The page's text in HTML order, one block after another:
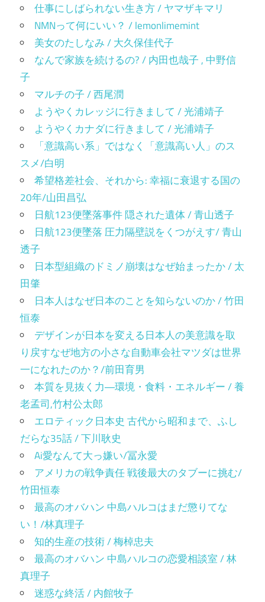
仕事にしばられない生き方 / ヤマザキマリ
NMNって何にいい？ / lemonlimemint
美女のたしなみ / 大久保佳代子
なんで家族を続けるの? / 内田也哉子 , 中野信
子
マルチの子 / 西尾潤
ようやくカレッジに行きまして / 光浦靖子
ようやくカナダに行きまして / 光浦靖子
「意識高い系」ではなく「意識高い人」のス
スメ/白明
希望格差社会、それから: 幸福に衰退する国の
20年/山田昌弘
日航123便墜落事件 隠された遺体 / 青山透子
日航123便墜落 圧力隔壁説をくつがえす/ 青山
透子
日本型組織のドミノ崩壊はなぜ始まったか / 太
田肇
日本人はなぜ日本のことを知らないのか / 竹田
恒泰
デザインが日本を変える日本人の美意識を取
り戻すなぜ地方の小さな自動車会社マツダは世界
一になれたのか？/前田育男
本質を見抜く力―環境・食料・エネルギー / 養
老孟司,竹村公太郎
エロティック日本史 古代から昭和まで、ふし
だらな35話 / 下川耿史
Ai愛なんて大っ嫌い/冨永愛
アメリカの戦争責任 戦後最大のタブーに挑む/
竹田恒泰
最高のオバハン 中島ハルコはまだ懲りてな
い！/林真理子
知的生産の技術 / 梅棹忠夫
最高のオバハン 中島ハルコの恋愛相談室 / 林
真理子
迷惑な終活 / 内館牧子